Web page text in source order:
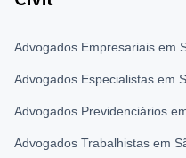
Advogados Empresariais em
Advogados Especialistas em
Advogados Previdenciários
Advogados Trabalhistas em